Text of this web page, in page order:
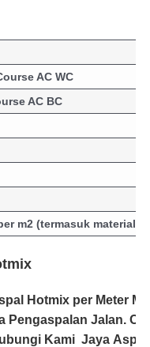
AC WC
AC BC
m2 (termasuk material +
Hotmixper Meter
Pengaspalan Jalan.
Kami Jaya Aspal